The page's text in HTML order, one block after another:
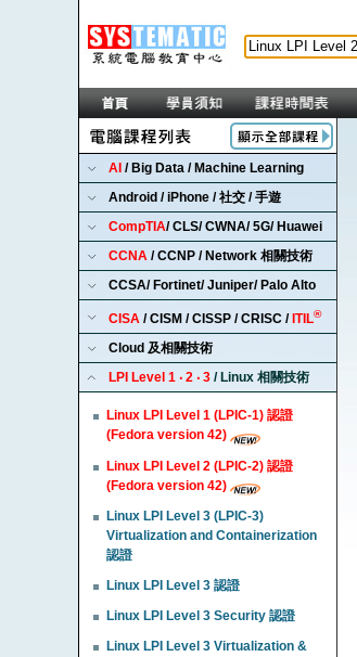
AI / Big Data / Machine Learning
Android / iPhone / 社交 / 手遊
CompTIA/ CLS/ CWNA/ 5G/ Huawei
CCNA / CCNP / Network 相關技術
CCSA/ Fortinet/ Juniper/ Palo Alto
CISA / CISM / CISSP / CRISC / ITIL®
Cloud 及相關技術
LPI Level 1 ‧ 2 ‧ 3 / Linux 相關技術
Linux LPI Level 1 (LPIC-1) 認證
(Fedora version 42)
Linux LPI Level 2 (LPIC-2) 認證
(Fedora version 42)
Linux LPI Level 3 (LPIC-3)
Virtualization and Containerization
認證
Linux LPI Level 3 認證
Linux LPI Level 3 Security 認證
Linux LPI Level 3 Virtualization &